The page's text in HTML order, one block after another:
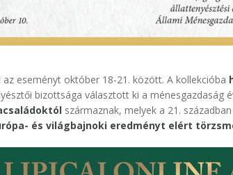
az eseményt október 18-21. között. A kollekcióba
bizottsága választott ki a ménesgazdaság
származnak, melyek a 21.
és világbajnoki eredményt elért